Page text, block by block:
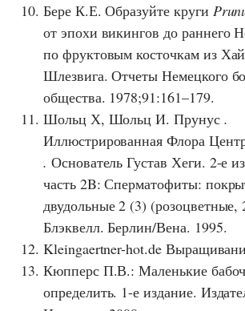
Бере К.Е. Образуйте круги
от эпохи викингов до раннего
по фруктовым косточкам из
Шлезвига. Отчеты Немецкого
общества. 1978;91:161–179.
Шольц Х, Шольц И. Прунус .
Иллюстрированная Флора
. Основатель Густав Хеги. 2-е
часть 2B: Сперматофиты:
двудольные 2 (3) (розоцветные,
Блэквелл. Берлин/Вена. 1995.
Kleingaertner-hot.de
Кюпперс П.В.: Маленькие
определить. 1-е издание.